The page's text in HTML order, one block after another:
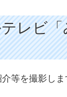
レビ「
等を撮影しま